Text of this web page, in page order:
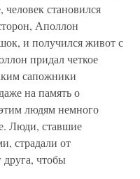
человек становился
Аполлон
и получился живот с
придал четкое
сапожники
на память о
людям немного
Люди, ставшие
страдали от
друга, чтобы